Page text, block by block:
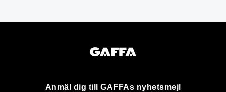
Anmäl dig till GAFFAs nyhetsmejl